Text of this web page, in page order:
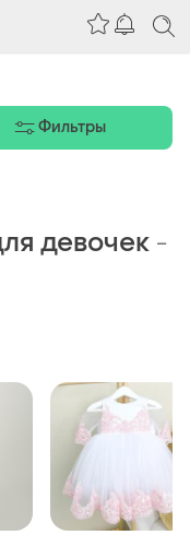
девочек -
Фильтры